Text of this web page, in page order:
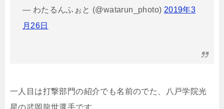
— わたるんふぉと (@watarun_photo) 2019年3
月26日
一人目は打撃部門の紹介でも名前のでた、八戸学院光
星の武岡龍世選手です。